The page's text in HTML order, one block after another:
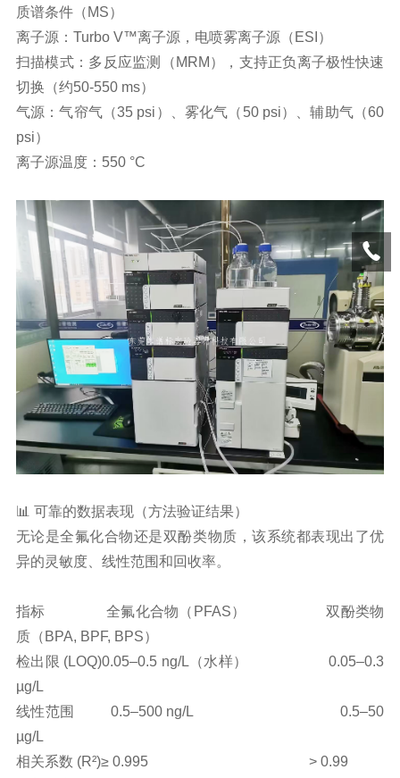
质谱条件（MS）
离子源：Turbo V™离子源，电喷雾离子源（ESI）
扫描模式：多反应监测（MRM），支持正负离子极性快速
切换（约50-550 ms）
气源：气帘气（35 psi）、雾化气（50 psi）、辅助气（60
psi）
离子源温度：550 °C
📊 可靠的数据表现（方法验证结果）
无论是全氟化合物还是双酚类物质，该系统都表现出了优
异的灵敏度、线性范围和回收率。
指标 全氟化合物（PFAS）
双酚类物
质（BPA, BPF, BPS）
检出限 (LOQ)0.05–0.5 ng/L（水样）
0.05–0.3
µg/L
线性范围
0.5–500 ng/L 0.5–50
µg/L
相关系数 (R²)≥ 0.995> 0.99